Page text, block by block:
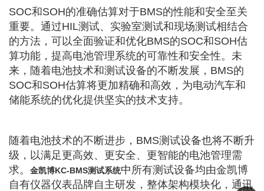
SOC和SOH的准确估算对于BMS的性能和安全至关
重要。通过HIL测试、实验室测试和现场测试相结合
的方法，可以全面验证和优化BMS的SOC和SOH估
算功能，提高电池管理系统的可靠性和安全性。未
来，随着电池技术和测试设备的不断发展，BMS的
SOC和SOH估算将更加精确和高效，为电动汽车和
储能系统的优化提供坚实的技术支持。
随着电池技术的不断进步，BMS测试设备也将不断升
级，以满足更高效、更安全、更智能的电池管理需
求。
金凯博KC-BMS测试系统中所有测试设备均由金凯博
自有仪器仪表品牌自主研发，整体架构模块化，通讯